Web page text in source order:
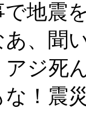
地震
、聞
ジ死
！震